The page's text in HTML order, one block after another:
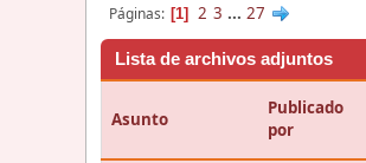
Páginas 1 2 3 ... 27
Lista de archivos adjuntos
Asunto
Publicado
por